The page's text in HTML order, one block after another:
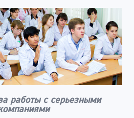
работы с серьезными